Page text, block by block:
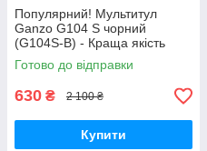
Популярний! Мультитул
Ganzo G104 S чорний
(G104S-B) - Краща якість
тільки на Nukleon.com.ua
Готово до відправки
630 ₴ 2 100 ₴
Купити